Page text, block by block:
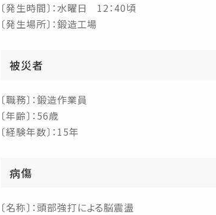
〔発生時間〕：水曜日 12：40頃
〔発生場所〕：鍛造工場
被災者
〔職務〕：鍛造作業員
〔年齢〕：56歳
〔経験年数〕：15年
病傷
〔名称〕：頭部強打による脳震盪